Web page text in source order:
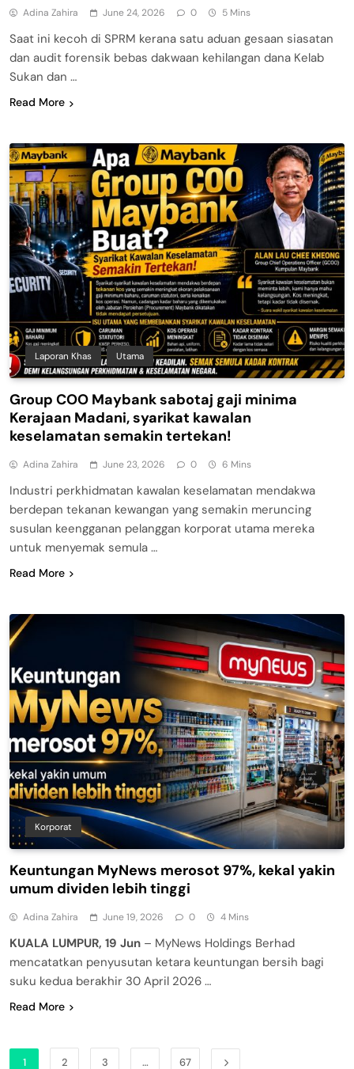
Adina Zahira June 24, 2026 0 5 Mins
Saat ini kecoh di SPRM kerana satu aduan gesaan siasatan
dan audit forensik bebas dakwaan kehilangan dana Kelab
Sukan dan …
Read More
Laporan Khas Utama
Group COO Maybank sabotaj gaji minima
Kerajaan Madani, syarikat kawalan
keselamatan semakin tertekan!
Adina Zahira June 23, 2026 0 6 Mins
Industri perkhidmatan kawalan keselamatan mendakwa
berdepan tekanan kewangan yang semakin meruncing
susulan keengganan pelanggan korporat utama mereka
untuk menyemak semula …
Read More
Korporat
Keuntungan MyNews merosot 97%, kekal yakin
umum dividen lebih tinggi
Adina Zahira June 19, 2026 0 4 Mins
KUALA LUMPUR, 19 Jun – MyNews Holdings Berhad
mencatatkan penyusutan ketara keuntungan bersih bagi
suku kedua berakhir 30 April 2026 …
Read More
1 2 3 … 67